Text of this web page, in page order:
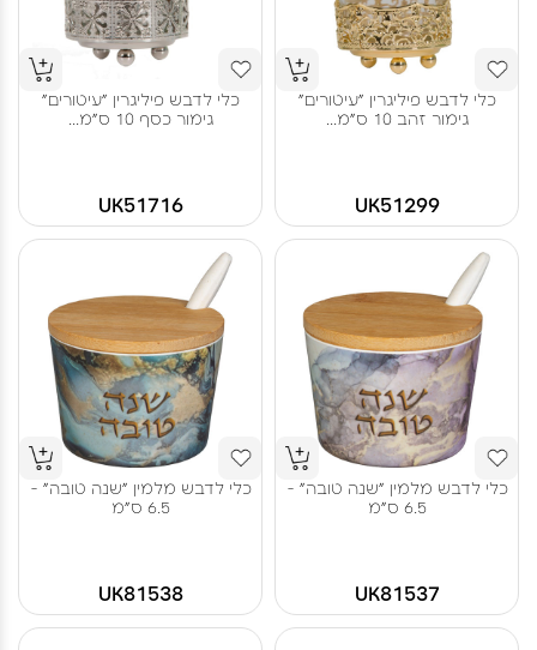
כלי לדבש פיליגרין "עיטורים"
גימור זהב 10 ס"מ...
UK51299
כלי לדבש פיליגרין "עיטורים"
גימור כסף 10 ס"מ...
UK51716
כלי לדבש מלמין "שנה טובה" -
6.5 ס"מ
UK81537
כלי לדבש מלמין "שנה טובה" -
6.5 ס"מ
UK81538